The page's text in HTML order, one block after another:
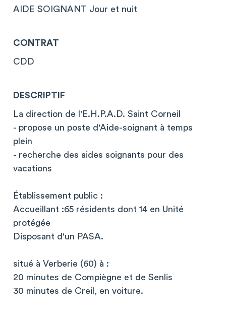
AIDE SOIGNANT Jour et nuit
CONTRAT
CDD
DESCRIPTIF
La direction de l'E.H.P.A.D. Saint Corneil
- propose un poste d'Aide-soignant à temps
plein
- recherche des aides soignants pour des
vacations
Établissement public :
Accueillant :65 résidents dont 14 en Unité
protégée
Disposant d'un PASA.
situé à Verberie (60) à :
20 minutes de Compiègne et de Senlis
30 minutes de Creil, en voiture.